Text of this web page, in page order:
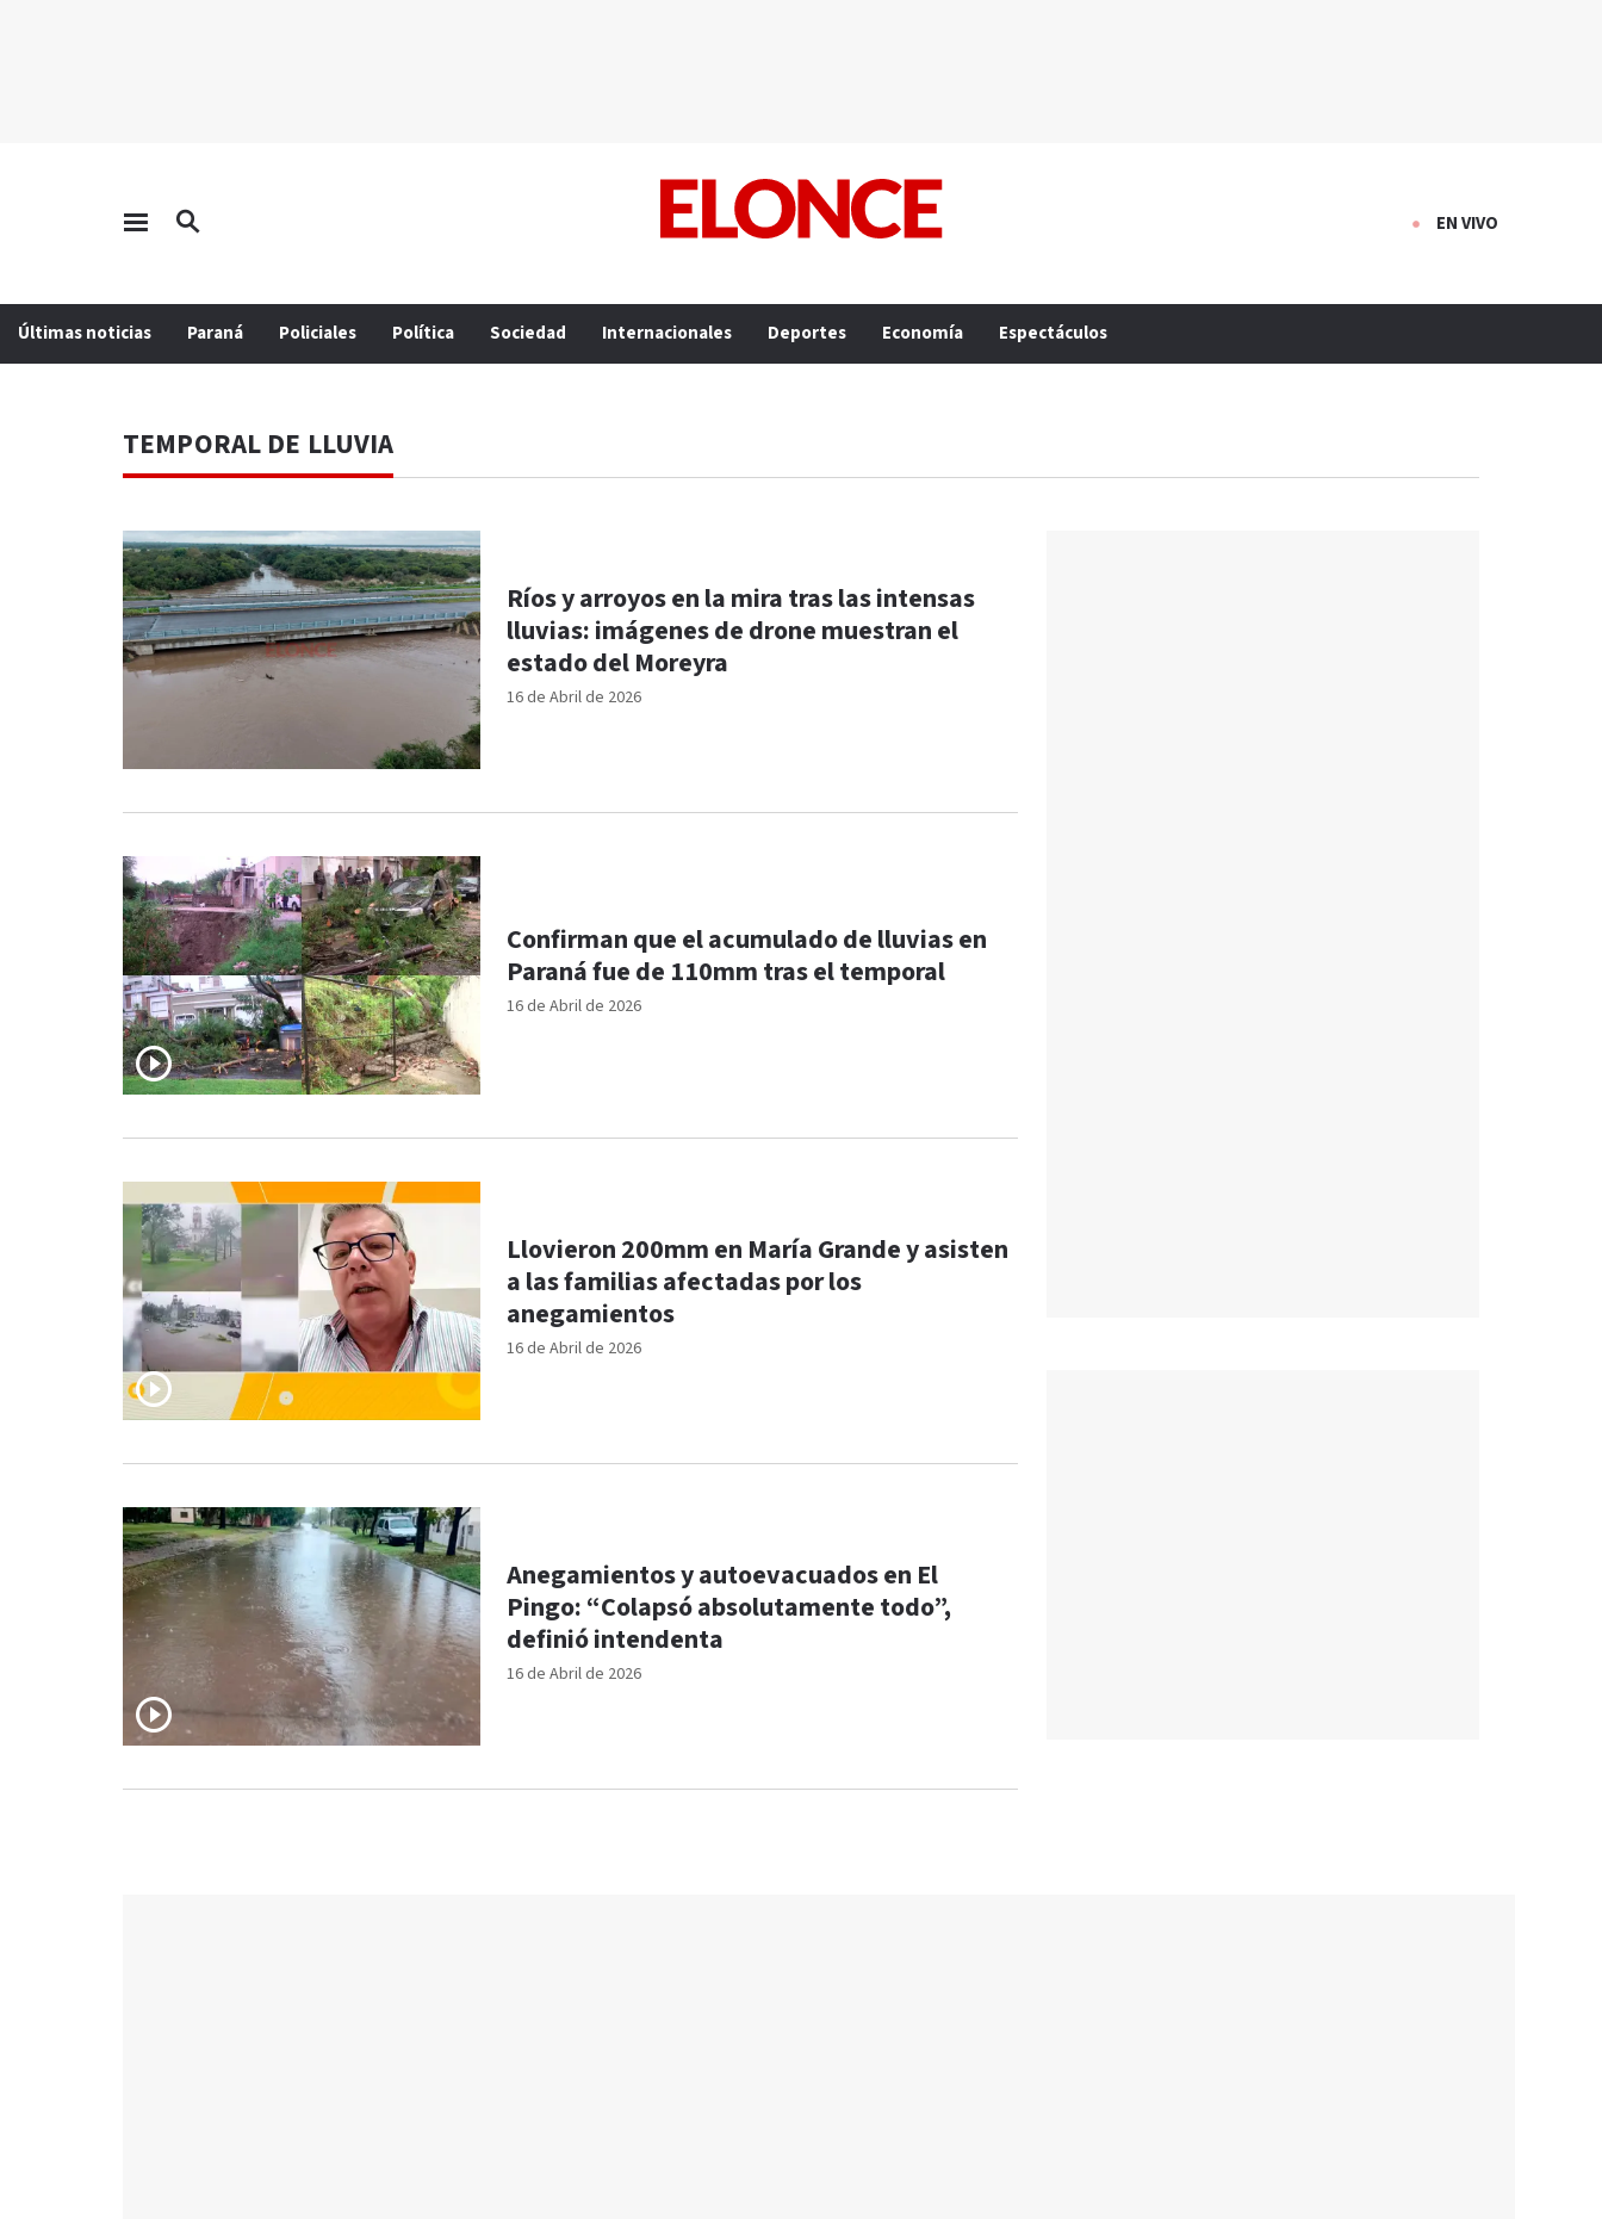
EN VIVO
Últimas noticias Paraná Policiales Política Sociedad Internacionales Deportes Economía Espectáculos
TEMPORAL DE LLUVIA
16 de Abril de 2026
Ríos y arroyos en la mira tras las intensas
lluvias: imágenes de drone muestran el
estado del Moreyra
16 de Abril de 2026
Confirman que el acumulado de lluvias en
Paraná fue de 110mm tras el temporal
16 de Abril de 2026
Llovieron 200mm en María Grande y asisten
a las familias afectadas por los
anegamientos
16 de Abril de 2026
Anegamientos y autoevacuados en El
Pingo: “Colapsó absolutamente todo”,
definió intendenta